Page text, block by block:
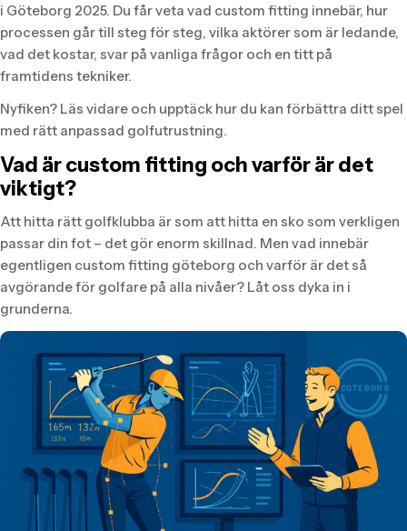
i Göteborg 2025. Du får veta vad custom fitting innebär, hur
processen går till steg för steg, vilka aktörer som är ledande,
vad det kostar, svar på vanliga frågor och en titt på
framtidens tekniker.
Nyfiken? Läs vidare och upptäck hur du kan förbättra ditt spel
med rätt anpassad golfutrustning.
Vad är custom fitting och varför är det
viktigt?
Att hitta rätt golfklubba är som att hitta en sko som verkligen
passar din fot – det gör enorm skillnad. Men vad innebär
egentligen custom fitting göteborg och varför är det så
avgörande för golfare på alla nivåer? Låt oss dyka in i
grunderna.